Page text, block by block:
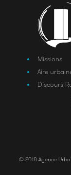
Missions
Aire
Discours
© 2018 Agence